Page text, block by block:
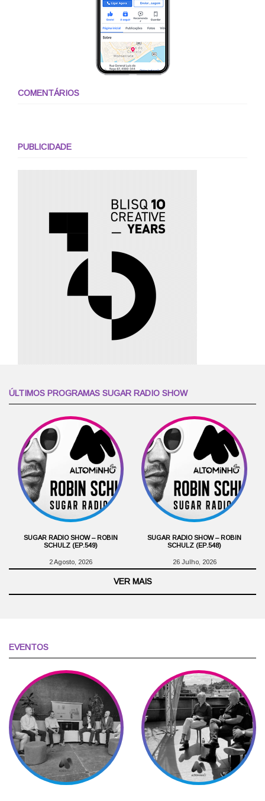
COMENTÁRIOS
PUBLICIDADE
ÚLTIMOS PROGRAMAS SUGAR RADIO SHOW
SUGAR RADIO SHOW – ROBIN
SCHULZ (EP.549)
2 Agosto, 2026
SUGAR RADIO SHOW – ROBIN
SCHULZ (EP.548)
26 Julho, 2026
VER MAIS
EVENTOS